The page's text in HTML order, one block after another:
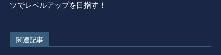
ツでレベルアップを目指す！
関連記事